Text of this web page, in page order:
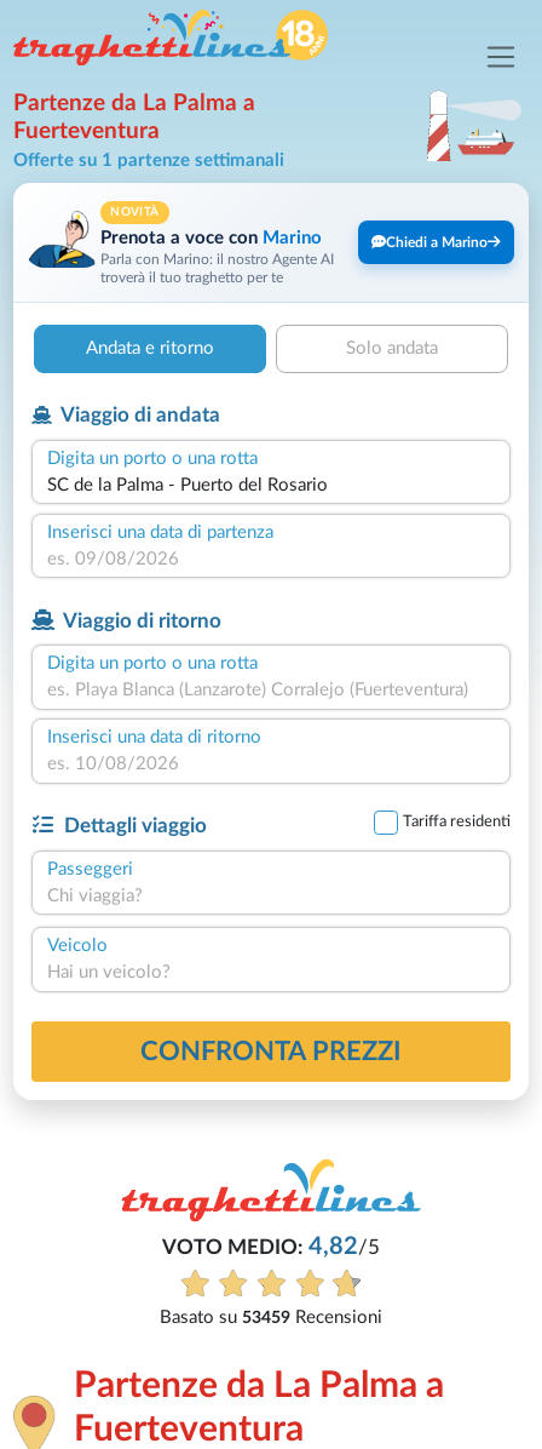
Partenze da La Palma a
Fuerteventura
Offerte su 1 partenze settimanali
NOVITÀ
Prenota a voce con Marino
Parla con Marino: il nostro Agente AI
troverà il tuo traghetto per te
Chiedi a Marino
Andata e ritorno Solo andata
Viaggio di andata
Digita un porto o una rotta
Inserisci una data di partenza
Viaggio di ritorno
Digita un porto o una rotta
Inserisci una data di ritorno
Dettagli viaggio Tariffa residenti
Passeggeri
Chi viaggia?
Veicolo
Hai un veicolo?
CONFRONTA PREZZI
Partenze da La Palma a
Fuerteventura